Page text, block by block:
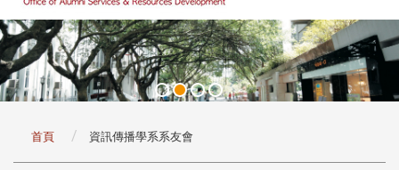
首頁 資訊傳播學系系友會